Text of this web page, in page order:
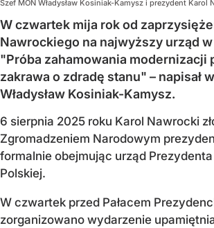
Szef MON Władysław Kosiniak-Kamysz i prezydent Karol
W czwartek mija rok od
Nawrockiego na najwyższy urząd
"Próba zahamowania modernizacji
zakrawa o zdradę stanu" – napisał
Władysław Kosiniak-Kamysz.
6 sierpnia 2025 roku Karol Nawrocki
Zgromadzeniem Narodowym
formalnie obejmując urząd
Polskiej.
W czwartek przed Pałacem
zorganizowano wydarzenie